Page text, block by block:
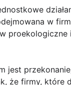
w
jest
że firmy, które